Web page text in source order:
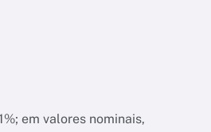
em valores nominais,